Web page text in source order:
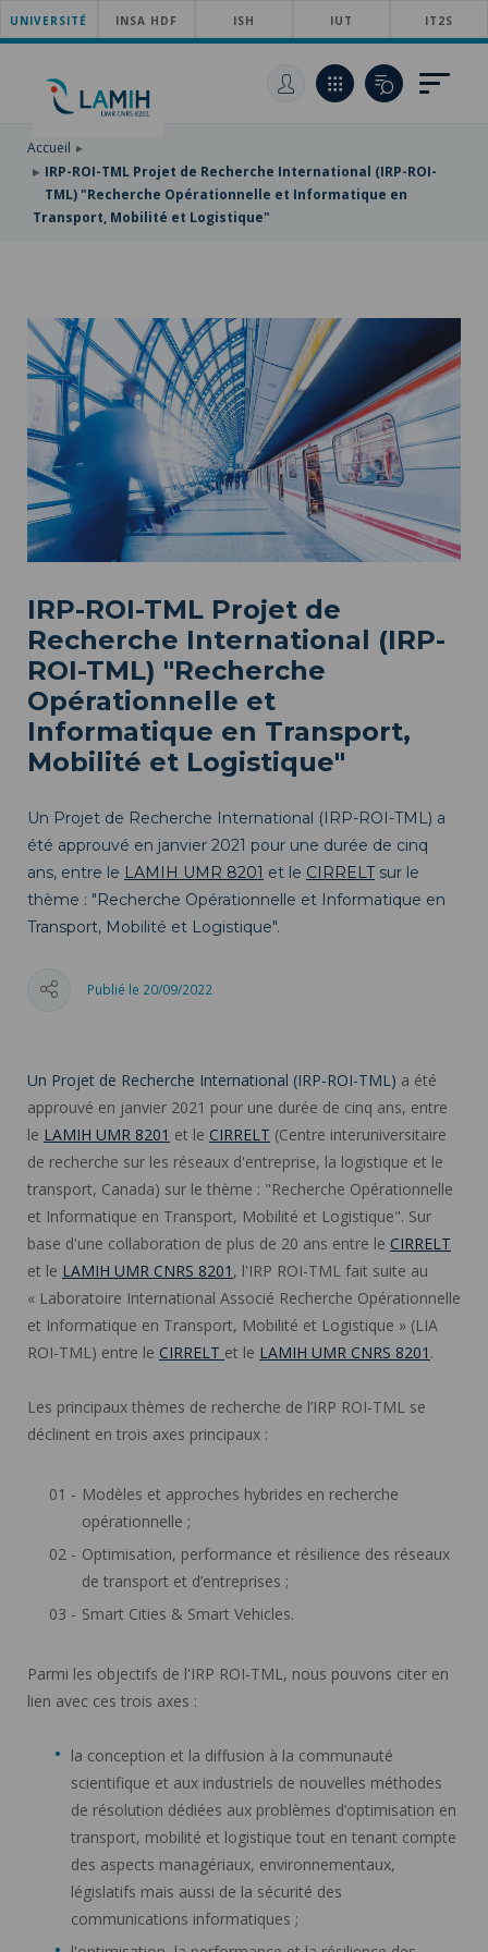
ACCÉDER
AU
PRINCIPAL
ALLER
CONTENU
PRINCIPAL
ACCÉDER
RECHERCHE
UNIVERSITÉ INSA HDF ISH IUT IT2S
Accueil
IRP-ROI-TML Projet de Recherche International (IRP-ROI-
TML) "Recherche Opérationnelle et Informatique en
Transport, Mobilité et Logistique"
IRP-ROI-TML Projet de
Recherche International (IRP-
ROI-TML) "Recherche
Opérationnelle et
Informatique en Transport,
Mobilité et Logistique"
Un Projet de Recherche International (IRP-ROI-TML) a
été approuvé en janvier 2021 pour une durée de cinq
ans, entre le LAMIH UMR 8201 et le CIRRELTsur le
thème : "Recherche Opérationnelle et Informatique en
Transport, Mobilité et Logistique".
Publié le 20/09/2022
Un Projet de Recherche International (IRP-ROI-TML) a été
approuvé en janvier 2021 pour une durée de cinq ans, entre
le LAMIH UMR 8201 et le CIRRELT (Centre interuniversitaire
de recherche sur les réseaux d'entreprise, la logistique et le
transport, Canada) sur le thème : "Recherche Opérationnelle
et Informatique en Transport, Mobilité et Logistique". Sur
base d'une collaboration de plus de 20 ans entre le CIRRELT
et le LAMIH UMR CNRS 8201 , l'IRP ROI-TML fait suite au
« Laboratoire International Associé Recherche Opérationnelle
et Informatique en Transport, Mobilité et Logistique » (LIA
ROI-TML) entre le CIRRELT et le LAMIH UMR CNRS 8201 .
Les principaux thèmes de recherche de l’IRP ROI-TML se
déclinent en trois axes principaux :
Modèles et approches hybrides en recherche
opérationnelle ;
Optimisation, performance et résilience des réseaux
de transport et d’entreprises ;
Smart Cities & Smart Vehicles.
Parmi les objectifs de l'IRP ROI-TML, nous pouvons citer en
lien avec ces trois axes :
la conception et la diffusion à la communauté
scientifique et aux industriels de nouvelles méthodes
de résolution dédiées aux problèmes d’optimisation en
transport, mobilité et logistique tout en tenant compte
des aspects managériaux, environnementaux,
législatifs mais aussi de la sécurité des
communications informatiques ;